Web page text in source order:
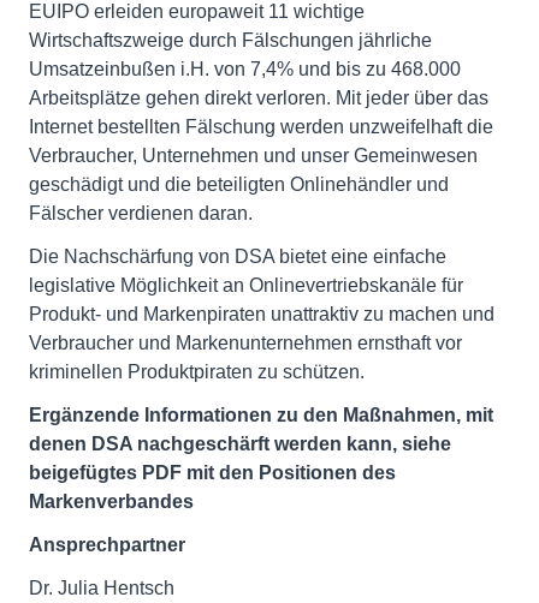
EUIPO erleiden europaweit 11 wichtige
Wirtschaftszweige durch Fälschungen jährliche
Umsatzeinbußen i.H. von 7,4% und bis zu 468.000
Arbeitsplätze gehen direkt verloren. Mit jeder über das
Internet bestellten Fälschung werden unzweifelhaft die
Verbraucher, Unternehmen und unser Gemeinwesen
geschädigt und die beteiligten Onlinehändler und
Fälscher verdienen daran.
Die Nachschärfung von DSA bietet eine einfache
legislative Möglichkeit an Onlinevertriebskanäle für
Produkt- und Markenpiraten unattraktiv zu machen und
Verbraucher und Markenunternehmen ernsthaft vor
kriminellen Produktpiraten zu schützen.
Ergänzende Informationen zu den Maßnahmen, mit
denen DSA nachgeschärft werden kann, siehe
beigefügtes PDF mit den Positionen des
Markenverbandes
Ansprechpartner
Dr. Julia Hentsch